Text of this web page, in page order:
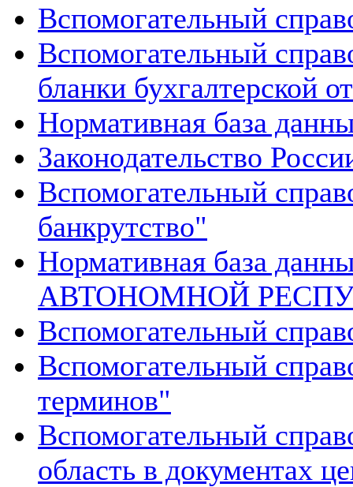
Вспомогательный
Вспомогательный
бланки бухгалтерской
Нормативная база
Законодательство
Вспомогательный
банкрутство"
Нормативная база
АВТОНОМНОЙ
Вспомогательный
Вспомогательный
терминов"
Вспомогательный
область в документах